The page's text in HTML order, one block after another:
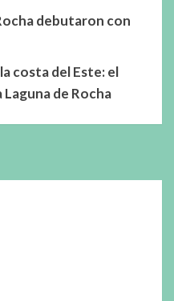
debutaron con
costa del Este: el
de Rocha